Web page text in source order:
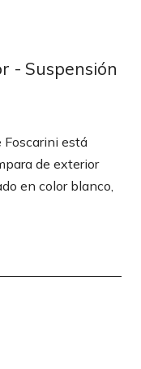
- Suspensión
Foscarini está
de exterior
en color blanco,